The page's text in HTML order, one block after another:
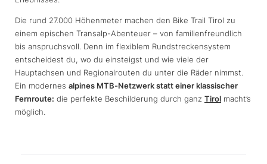
Die rund 27.000 Höhenmeter machen den Bike Trail Tirol zu
einem epischen Transalp-Abenteuer – von familienfreundlich
bis anspruchsvoll. Denn im flexiblem Rundstreckensystem
entscheidest du, wo du einsteigst und wie viele der
Hauptachsen und Regionalrouten du unter die Räder nimmst.
Ein modernes alpines MTB-Netzwerk statt einer klassischer
Fernroute: die perfekte Beschilderung durch ganz Tirol macht’s
möglich.